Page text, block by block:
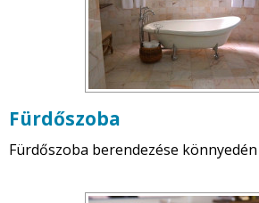
Fürdőszoba
Fürdőszoba berendezése könnyedén